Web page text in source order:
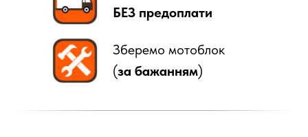
БЕЗ предоплати
Зберемо мотоблок
(за бажанням)